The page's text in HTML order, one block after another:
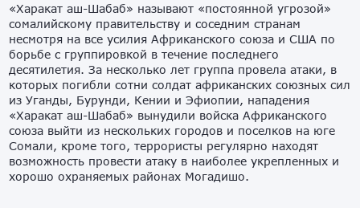
«Харакат аш-Шабаб» называют «постоянной угрозой»
сомалийскому правительству и соседним странам
несмотря на все усилия Африканского союза и США по
борьбе с группировкой в течение последнего
десятилетия. За несколько лет группа провела атаки, в
которых погибли сотни солдат африканских союзных сил
из Уганды, Бурунди, Кении и Эфиопии, нападения
«Харакат аш-Шабаб» вынудили войска Африканского
союза выйти из нескольких городов и поселков на юге
Сомали, кроме того, террористы регулярно находят
возможность провести атаку в наиболее укрепленных и
хорошо охраняемых районах Могадишо.